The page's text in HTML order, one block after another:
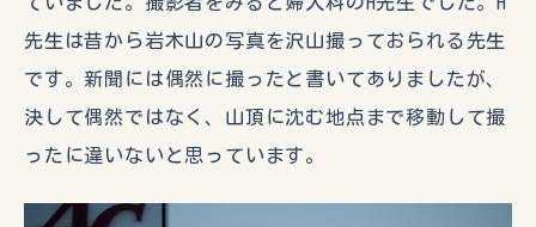
先生は昔から岩木山の写真を沢山撮っておられる先生
です。新聞には偶然に撮ったと書いてありましたが、
決して偶然ではなく、山頂に沈む地点まで移動して撮
ったに違いないと思っています。